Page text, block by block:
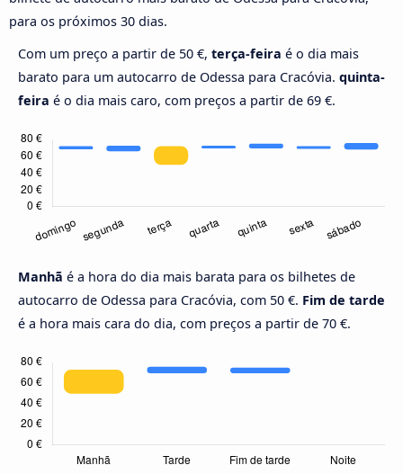
para os próximos 30 dias.
Com um preço a partir de 50 €, terça-feira é o dia mais
barato para um autocarro de Odessa para Cracóvia. quinta-
feira é o dia mais caro, com preços a partir de 69 €.
Manhã é a hora do dia mais barata para os bilhetes de
autocarro de Odessa para Cracóvia, com 50 €. Fim de tarde
é a hora mais cara do dia, com preços a partir de 70 €.